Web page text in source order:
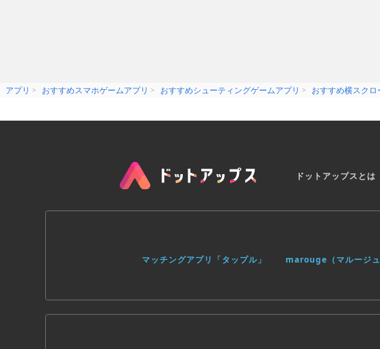
アプリ おすすめスマホゲームアプリ おすすめシューティングゲームアプリ おすすめ横スク
ドットアップスとは
マッチングアプリ「タップル」
marouge（マルージ